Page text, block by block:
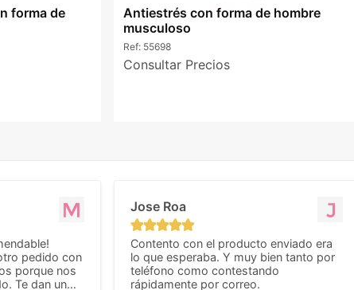
forma de
Antiestrés con forma de hombre
musculoso
Ref: 55698
Consultar Precios
pedido con
porque nos
Te dan un
Jose Roa
Contento con el producto enviado era
lo que esperaba. Y muy bien tanto por
teléfono como contestando
rápidamente por correo.